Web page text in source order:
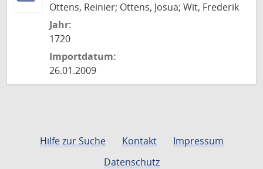
Ottens, Reinier; Ottens, Josua; Wit, Frederik
Jahr:
1720
Importdatum:
26.01.2009
Hilfe zur Suche Kontakt
Impressum
Datenschutz